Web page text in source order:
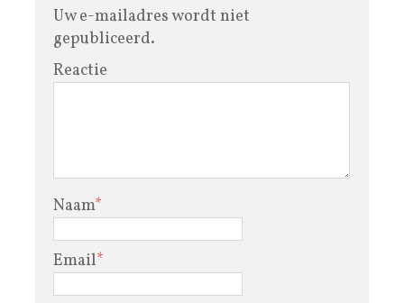
Uw e-mailadres wordt niet
gepubliceerd.
Reactie
Naam*
Email*